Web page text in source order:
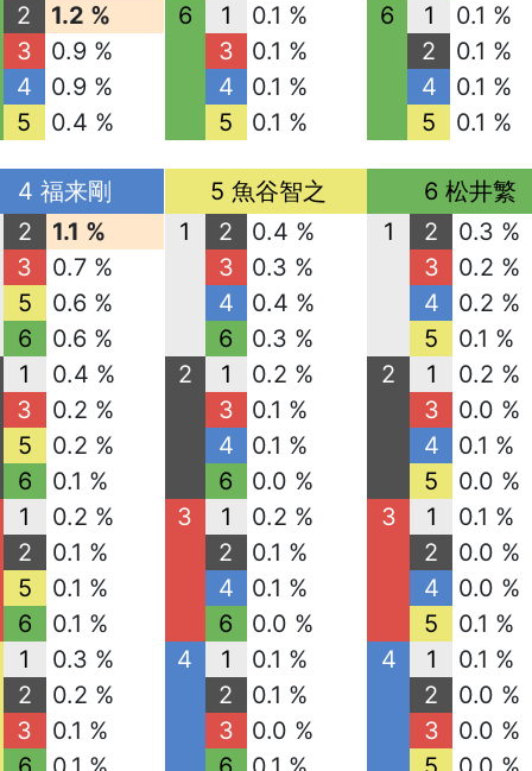
2
1.2 %
3
0.9 %
4
0.9 %
5
0.4 %
6
1
0.1 %
3
0.1 %
4
0.1 %
5
0.1 %
6
1
0.1 %
2
0.1 %
4
0.1 %
5
0.1 %
4 福来剛
2
1.1 %
3
0.7 %
5
0.6 %
6
0.6 %
1
0.4 %
3
0.2 %
5
0.2 %
6
0.1 %
1
0.2 %
2
0.1 %
5
0.1 %
6
0.1 %
1
0.3 %
2
0.2 %
3
0.1 %
5 魚谷智之
1
2
0.4 %
3
0.3 %
4
0.4 %
6
0.3 %
2
1
0.2 %
3
0.1 %
4
0.1 %
6
0.0 %
3
1
0.2 %
2
0.1 %
4
0.1 %
6
0.0 %
4
1
0.1 %
2
0.1 %
3
0.0 %
6 松井繁
1
2
0.3 %
3
0.2 %
4
0.2 %
5
0.1 %
2
1
0.2 %
3
0.0 %
4
0.1 %
5
0.0 %
3
1
0.1 %
2
0.0 %
4
0.0 %
5
0.1 %
4
1
0.1 %
2
0.0 %
3
0.0 %